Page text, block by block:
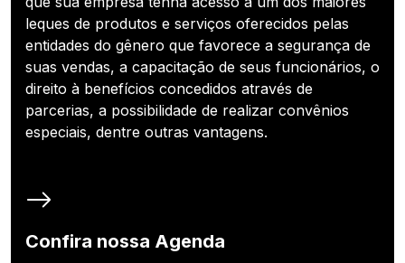
leques de produtos e serviços oferecidos pelas
entidades do gênero que favorece a segurança de
suas vendas, a capacitação de seus funcionários, o
direito à benefícios concedidos através de
parcerias, a possibilidade de realizar convênios
especiais, dentre outras vantagens.
Confira nossa Agenda